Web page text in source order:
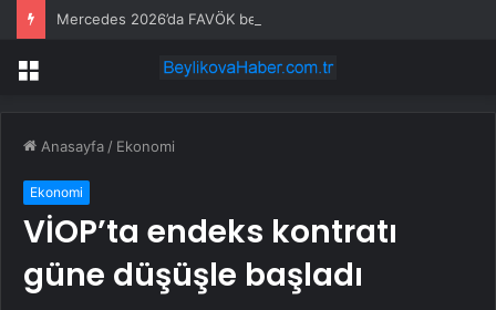
Mercedes 2026’da FAVÖK beklentisini aştı
Menü
Anasayfa / Ekonomi
Ekonomi
VİOP’ta endeks kontratı
güne düşüşle başladı